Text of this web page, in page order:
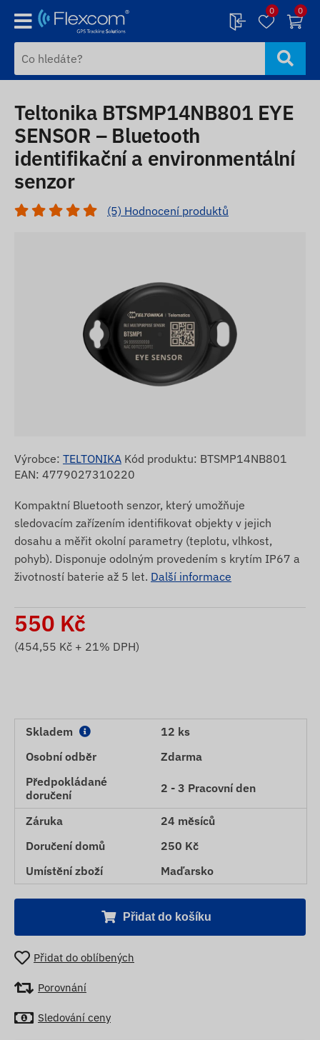
0 0
Teltonika BTSMP14NB801 EYE
SENSOR – Bluetooth
identifikační a environmentální
senzor
(5) Hodnocení produktů
Výrobce: TELTONIKA Kód produktu: BTSMP14NB801
EAN: 4779027310220
Kompaktní Bluetooth senzor, který umožňuje
sledovacím zařízením identifikovat objekty v jejich
dosahu a měřit okolní parametry (teplotu, vlhkost,
pohyb). Disponuje odolným provedením s krytím IP67 a
životností baterie až 5 let. Další informace
550 Kč
(454,55 Kč + 21% DPH)
Skladem
12 ks
Osobní odběr
Zdarma
Předpokládané
doručení
2 - 3 Pracovní den
Záruka
24 měsíců
Doručení domů
250 Kč
Umístění zboží
Maďarsko
Přidat do košíku
Přidat do oblíbených
Porovnání
Sledování ceny